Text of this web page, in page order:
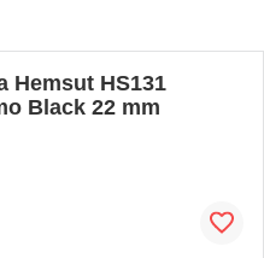
Hemsut HS131
Black 22 mm